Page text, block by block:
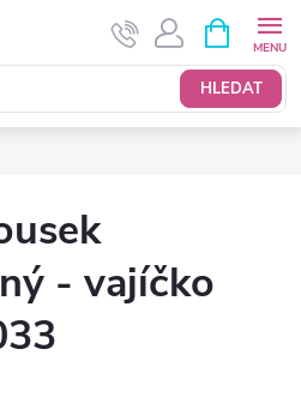
HLEDAT
NÁKUPNÍ
KOŠÍK
- vajíčko